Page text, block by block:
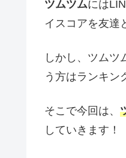
ツムツムには
イスコアを友達
しかし 、ツムツ
う方はランキン
そこで今回は、
していきます！